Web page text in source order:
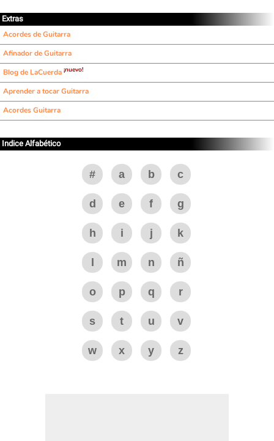
Extras
Acordes de Guitarra
Afinador de Guitarra
Blog de LaCuerda ¡nuevo!
Aprender a tocar Guitarra
Acordes Guitarra
Indice Alfabético
# a b c
d e f g
h i j k
m n ñ
o p q r
s t u v
w x y z